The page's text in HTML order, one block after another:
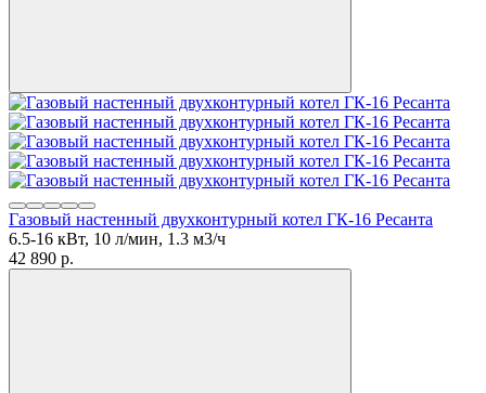
Газовый настенный двухконтурный котел ГК-16 Ресанта
6.5-16 кВт, 10 л/мин, 1.3 м3/ч
42 890 p.